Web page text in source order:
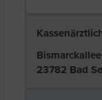
23782 Bad